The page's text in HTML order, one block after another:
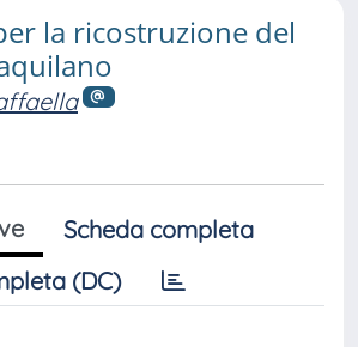
la ricostruzione del
Scheda completa
(DC)